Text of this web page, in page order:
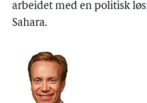
arbeidet med en politisk
Sahara.